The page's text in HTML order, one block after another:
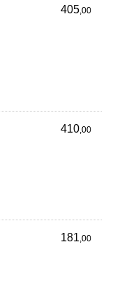
405,00
410,00
181,00